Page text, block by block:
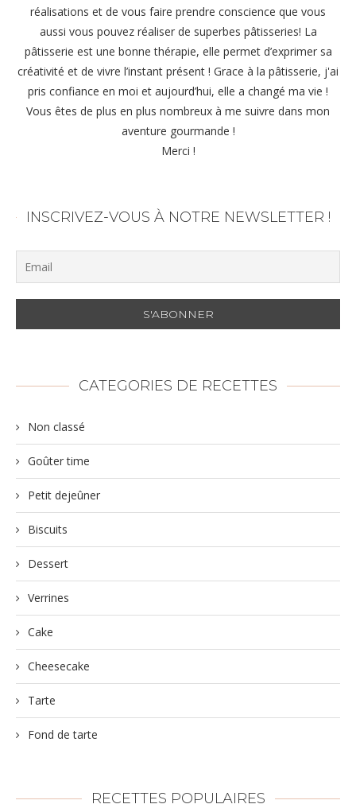
réalisations et de vous faire prendre conscience que vous
aussi vous pouvez réaliser de superbes pâtisseries! La
pâtisserie est une bonne thérapie, elle permet d’exprimer sa
créativité et de vivre l’instant présent ! Grace à la pâtisserie, j'ai
pris confiance en moi et aujourd’hui, elle a changé ma vie !
Vous êtes de plus en plus nombreux à me suivre dans mon
aventure gourmande !
Merci !
INSCRIVEZ-VOUS À NOTRE NEWSLETTER !
CATEGORIES DE RECETTES
Non classé
Goûter time
Petit dejeûner
Biscuits
Dessert
Verrines
Cake
Cheesecake
Tarte
Fond de tarte
RECETTES POPULAIRES